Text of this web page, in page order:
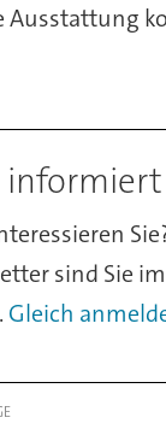
Ausstattung
informiert
sind Sie
Gleich